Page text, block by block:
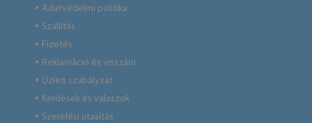
● Adatvédelmi politika
● Szállítás
● Fizetés
● Reklamáció és visszáru
● Üzleti szabályzat
● Kérdések és válaszok
● Szerelési utasítás